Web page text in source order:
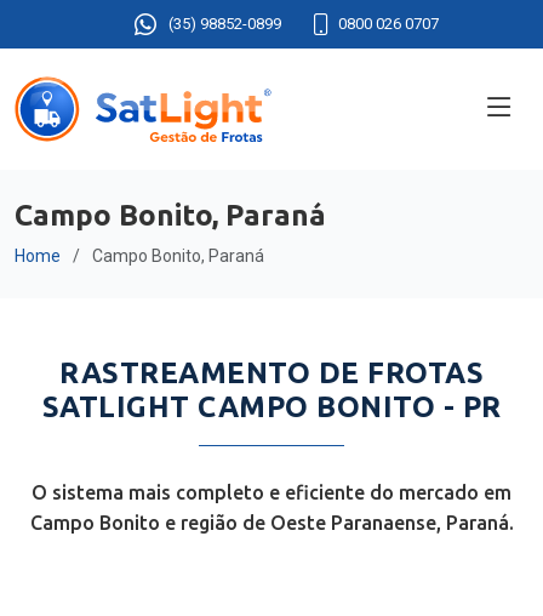
(35) 98852-0899 0800 026 0707
Campo Bonito, Paraná
Home Campo Bonito, Paraná
RASTREAMENTO DE FROTAS
SATLIGHT CAMPO BONITO - PR
O sistema mais completo e eficiente do mercado em
Campo Bonito e região de Oeste Paranaense, Paraná.